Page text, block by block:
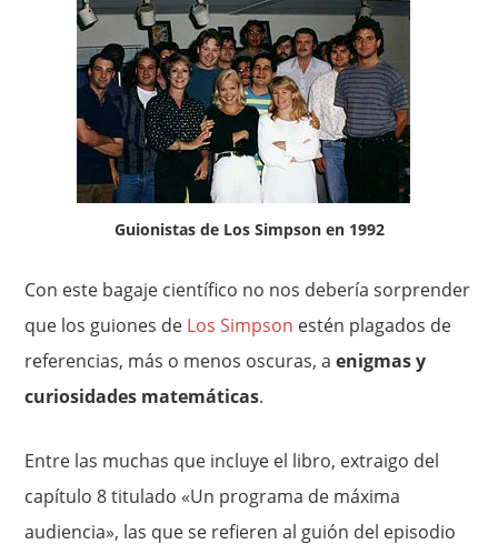
Guionistas de Los Simpson en 1992
Con este bagaje científico no nos debería sorprender
que los guiones de Los Simpson estén plagados de
referencias, más o menos oscuras, aenigmas y
curiosidades matemáticas.
Entre las muchas que incluye el libro, extraigo del
capítulo 8 titulado «Un programa de máxima
audiencia», las que se refieren al guión del episodio